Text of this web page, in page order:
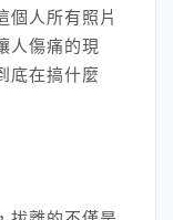
個人所有照片
人傷痛的現
底在搞什麼